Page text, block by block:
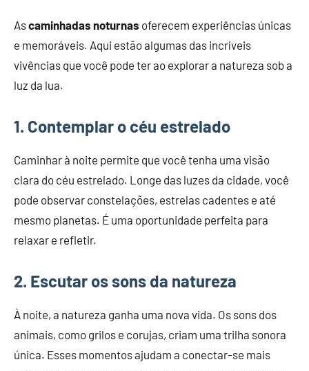
Ascaminhadas noturnas oferecem experiências únicas
e memoráveis. Aqui estão algumas das incríveis
vivências que você pode ter ao explorar a natureza sob a
luz da lua.
1. Contemplar o céu estrelado
Caminhar à noite permite que você tenha uma visão
clara do céu estrelado. Longe das luzes da cidade, você
pode observar constelações, estrelas cadentes e até
mesmo planetas. É uma oportunidade perfeita para
relaxar e refletir.
2. Escutar os sons da natureza
À noite, a natureza ganha uma nova vida. Os sons dos
animais, como grilos e corujas, criam uma trilha sonora
única. Esses momentos ajudam a conectar-se mais